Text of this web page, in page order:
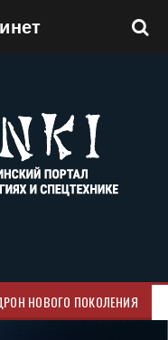
НОВОГО ПОКОЛЕНИЯ